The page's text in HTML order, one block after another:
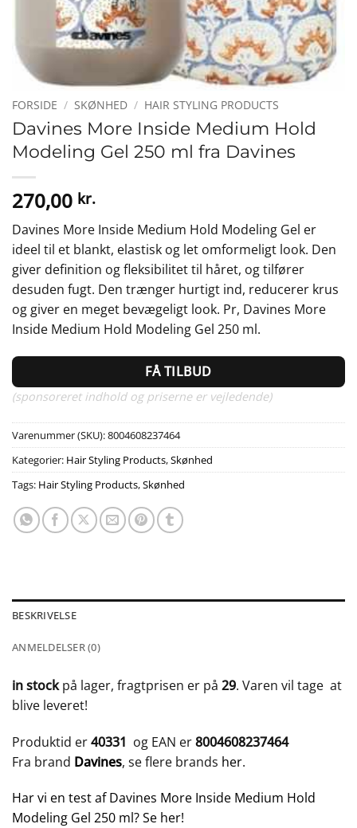
FORSIDE / SKØNHED / HAIR STYLING PRODUCTS
Davines More Inside Medium Hold
Modeling Gel 250 ml fra Davines
270,00 kr.
Davines More Inside Medium Hold Modeling Gel er
ideel til et blankt, elastisk og let omformeligt look. Den
giver definition og fleksibilitet til håret, og tilfører
desuden fugt. Den trænger hurtigt ind, reducerer krus
og giver en meget bevægeligt look. Pr, Davines More
Inside Medium Hold Modeling Gel 250 ml.
FÅ TILBUD
(sponsoreret indhold og priserne er vejledende)
Varenummer (SKU):8004608237464
Kategorier: Hair Styling Products,Skønhed
Tags: Hair Styling Products,Skønhed
BESKRIVELSE
ANMELDELSER (0)
in stockpå lager, fragtprisen er på 29. Varen vil tage at
blive leveret!
Produktid er40331 og EAN er8004608237464
Fra brand Davines, se flere brands her.
Har vi en test af Davines More Inside Medium Hold
Modeling Gel 250 ml? Se her!